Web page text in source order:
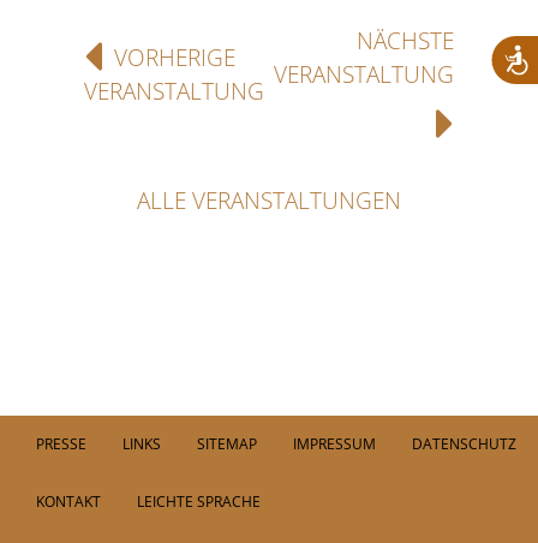
VORHERIGE
VERANSTALTUNG
NÄCHSTE
VERANSTALTUNG
ALLE VERANSTALTUNGEN
PRESSE LINKS SITEMAP IMPRESSUM DATENSCHUTZ
KONTAKT LEICHTE SPRACHE